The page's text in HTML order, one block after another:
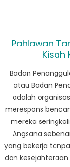
Pahlawan
Kisah
Badan
atau Badan
adalah
merespons
mereka
Angsana
yang bekerja
dan